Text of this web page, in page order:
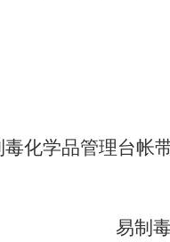
化学品管理台帐
易制